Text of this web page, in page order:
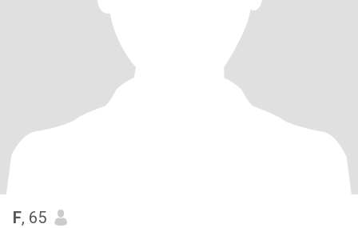
F, 65